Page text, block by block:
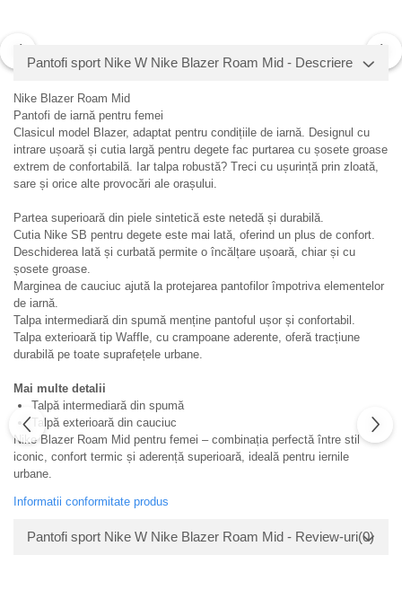
Pantofi sport Nike W Nike Blazer Roam Mid - Descriere
Nike Blazer Roam Mid
Pantofi de iarnă pentru femei
Clasicul model Blazer, adaptat pentru condițiile de iarnă. Designul cu
intrare ușoară și cutia largă pentru degete fac purtarea cu șosete groase
extrem de confortabilă. Iar talpa robustă? Treci cu ușurință prin zloată,
sare și orice alte provocări ale orașului.
Partea superioară din piele sintetică este netedă și durabilă.
Cutia Nike SB pentru degete este mai lată, oferind un plus de confort.
Deschiderea lată și curbată permite o încălțare ușoară, chiar și cu
șosete groase.
Marginea de cauciuc ajută la protejarea pantofilor împotriva elementelor
de iarnă.
Talpa intermediară din spumă menține pantoful ușor și confortabil.
Talpa exterioară tip Waffle, cu crampoane aderente, oferă tracțiune
durabilă pe toate suprafețele urbane.
Mai multe detalii
Talpă intermediară din spumă
Talpă exterioară din cauciuc
Nike Blazer Roam Mid pentru femei – combinația perfectă între stil
iconic, confort termic și aderență superioară, ideală pentru iernile
urbane.
Informatii conformitate produs
Pantofi sport Nike W Nike Blazer Roam Mid - Review-uri(0)